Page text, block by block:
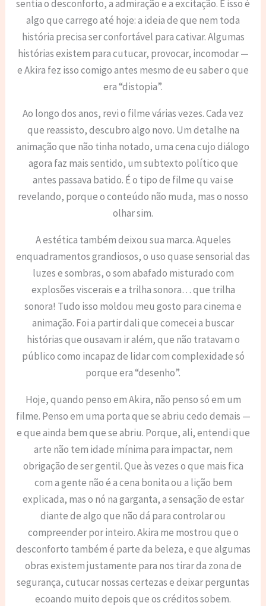
sentia o desconforto, a admiração e a excitação. E isso é
algo que carrego até hoje: a ideia de que nem toda
história precisa ser confortável para cativar. Algumas
histórias existem para cutucar, provocar, incomodar —
e Akira fez isso comigo antes mesmo de eu saber o que
era “distopia”.
Ao longo dos anos, revi o filme várias vezes. Cada vez
que reassisto, descubro algo novo. Um detalhe na
animação que não tinha notado, uma cena cujo diálogo
agora faz mais sentido, um subtexto político que
antes passava batido. É o tipo de filme qu vai se
revelando, porque o conteúdo não muda, mas o nosso
olhar sim.
A estética também deixou sua marca. Aqueles
enquadramentos grandiosos, o uso quase sensorial das
luzes e sombras, o som abafado misturado com
explosões viscerais e a trilha sonora… que trilha
sonora! Tudo isso moldou meu gosto para cinema e
animação. Foi a partir dali que comecei a buscar
histórias que ousavam ir além, que não tratavam o
público como incapaz de lidar com complexidade só
porque era “desenho”.
Hoje, quando penso em Akira, não penso só em um
filme. Penso em uma porta que se abriu cedo demais —
e que ainda bem que se abriu. Porque, ali, entendi que
arte não tem idade mínima para impactar, nem
obrigação de ser gentil. Que às vezes o que mais fica
com a gente não é a cena bonita ou a lição bem
explicada, mas o nó na garganta, a sensação de estar
diante de algo que não dá para controlar ou
compreender por inteiro. Akira me mostrou que o
desconforto também é parte da beleza, e que algumas
obras existem justamente para nos tirar da zona de
segurança, cutucar nossas certezas e deixar perguntas
ecoando muito depois que os créditos sobem.